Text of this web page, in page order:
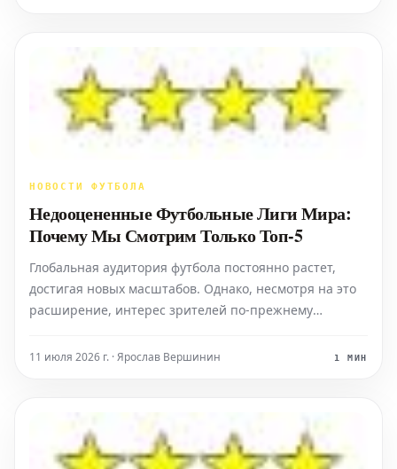
НОВОСТИ ФУТБОЛА
Недооцененные Футбольные Лиги Мира:
Почему Мы Смотрим Только Топ-5
Глобальная аудитория футбола постоянно растет,
достигая новых масштабов. Однако, несмотря на это
расширение, интерес зрителей по-прежнему
десятилетия назад. Английская Премьер-лига
11 июля 2026 г. · Ярослав Вершинин 1 МИН